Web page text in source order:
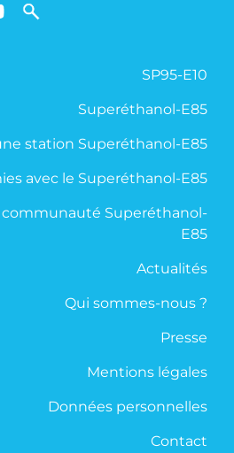
SP95-E10
Superéthanol-E85
station Superéthanol-E85
avec le Superéthanol-E85
communauté Superéthanol-
E85
Actualités
Qui sommes-nous ?
Presse
Mentions légales
Données personnelles
Contact